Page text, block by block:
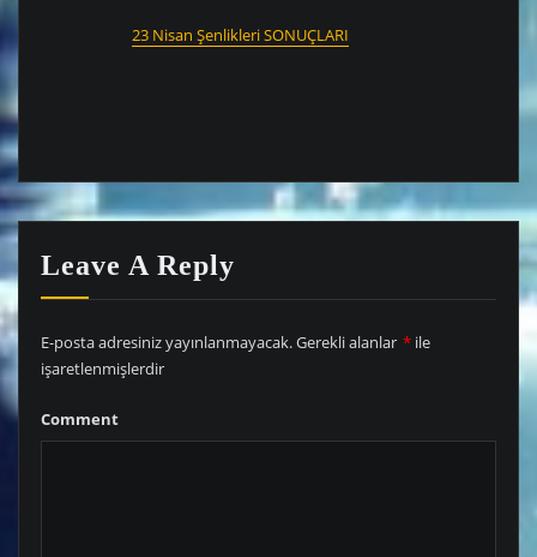
23 Nisan Şenlikleri SONUÇLARI
Leave A Reply
E-posta adresiniz yayınlanmayacak.Gerekli alanlar * ile
işaretlenmişlerdir
Comment